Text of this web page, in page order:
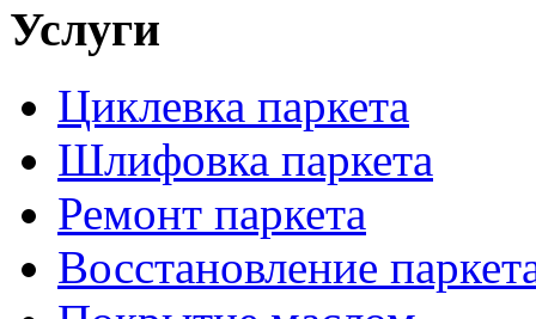
Услуги
Циклевка паркета
Шлифовка паркета
Ремонт паркета
Восстановление